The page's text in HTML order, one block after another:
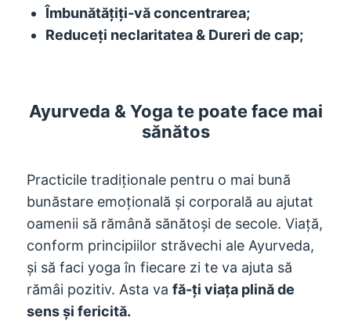
Îmbunătățiți-vă concentrarea;
Reduceți neclaritatea & Dureri de cap;
Ayurveda & Yoga te poate face mai
sănătos
Practicile tradiționale pentru o mai bună
bunăstare emoțională și corporală au ajutat
oamenii să rămână sănătoși de secole. Viaţă,
conform principiilor străvechi ale Ayurveda,
și să faci yoga în fiecare zi te va ajuta să
rămâi pozitiv. Asta vafă-ți viața plină de
sens și fericită.